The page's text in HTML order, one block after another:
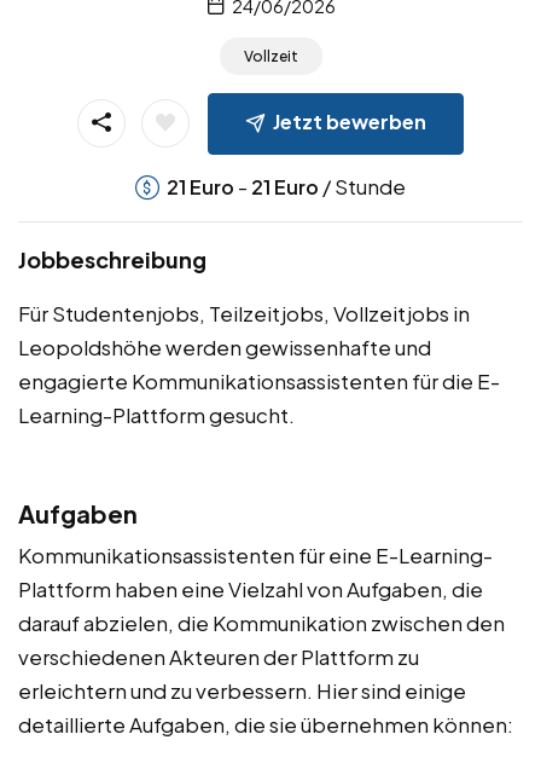
24/06/2026
Vollzeit
Jetzt bewerben
21 Euro - 21 Euro / Stunde
Jobbeschreibung
Für Studentenjobs, Teilzeitjobs, Vollzeitjobs in
Leopoldshöhe werden gewissenhafte und
engagierte Kommunikationsassistenten für die E-
Learning-Plattform gesucht.
Aufgaben
Kommunikationsassistenten für eine E-Learning-
Plattform haben eine Vielzahl von Aufgaben, die
darauf abzielen, die Kommunikation zwischen den
verschiedenen Akteuren der Plattform zu
erleichtern und zu verbessern. Hier sind einige
detaillierte Aufgaben, die sie übernehmen können: